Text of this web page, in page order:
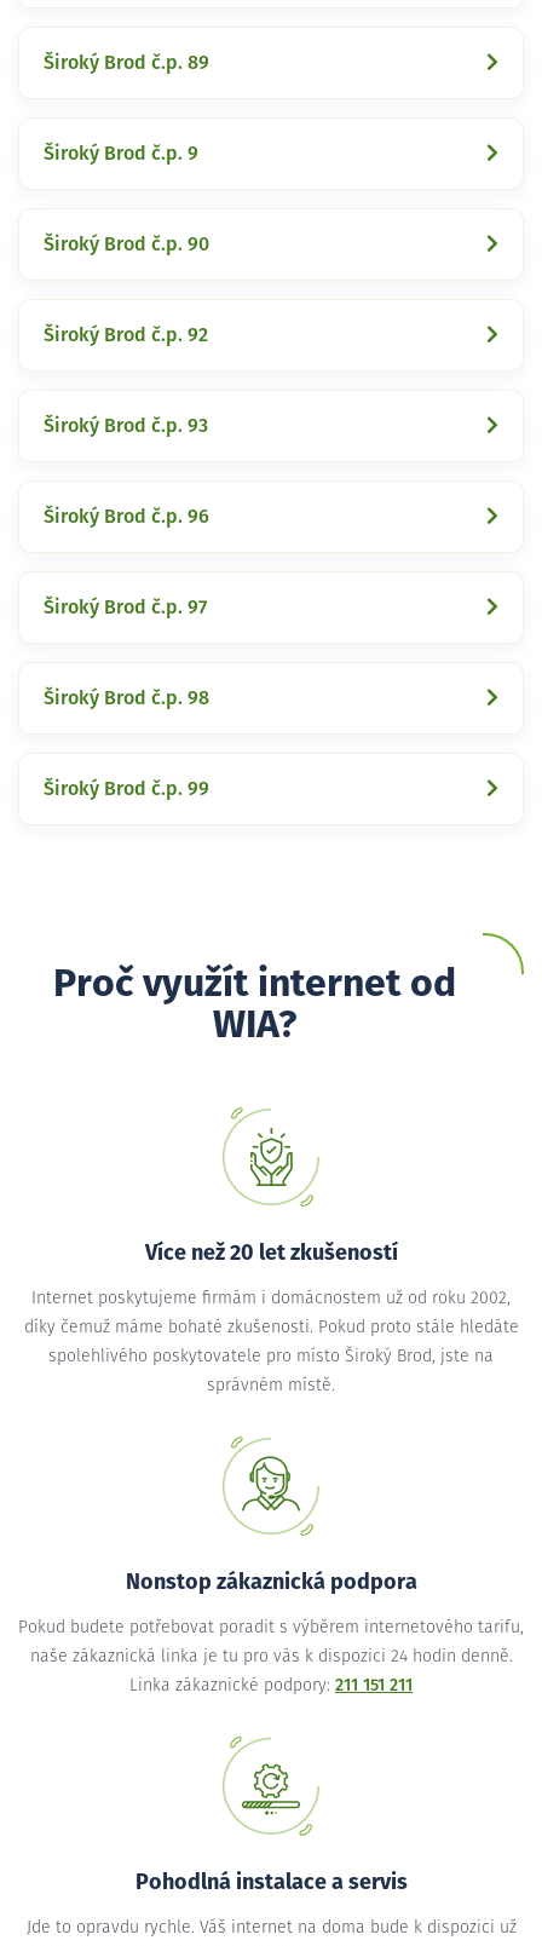
Široký Brod č.p. 89
Široký Brod č.p. 9
Široký Brod č.p. 90
Široký Brod č.p. 92
Široký Brod č.p. 93
Široký Brod č.p. 96
Široký Brod č.p. 97
Široký Brod č.p. 98
Široký Brod č.p. 99
Proč využít internet od
WIA?
Více než 20 let zkušeností
Internet poskytujeme firmám i domácnostem už od roku 2002,
díky čemuž máme bohaté zkušenosti. Pokud proto stále hledáte
spolehlivého poskytovatele pro místo Široký Brod, jste na
správném místě.
Nonstop zákaznická podpora
Pokud budete potřebovat poradit s výběrem internetového tarifu,
naše zákaznická linka je tu pro vás k dispozici 24 hodin denně.
Linka zákaznické podpory: 211 151 211
Pohodlná instalace a servis
Jde to opravdu rychle. Váš internet na doma bude k dispozici už